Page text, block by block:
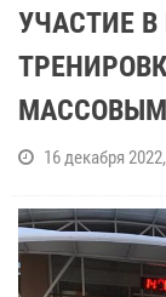
УЧАСТИЕ
16 декабря